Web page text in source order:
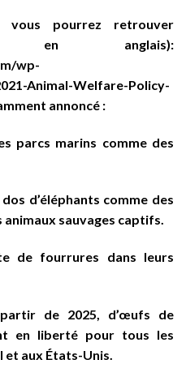
vous pourrez retrouver
en anglais):
wp-
Animal-Welfare-Policy-
annoncé :
parcs marins comme des
d’éléphants comme des
animaux sauvages captifs.
de fourrures dans leurs
partir de 2025, d’œufs de
en liberté pour tous les
et aux États-Unis.